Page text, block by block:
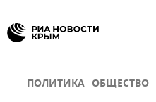
ПОЛИТИКА ОБЩЕСТВО